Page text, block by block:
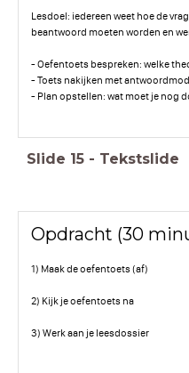
Lesdoel: iedereen weet hoe de
beantwoord moeten worden en
- Oefentoets bespreken: welke
- Toets nakijken met
- Plan opstellen: wat moet je nog
Slide 15 - Tekstslide
Opdracht (30
1) Maak de oefentoets (af)
2) Kijk je oefentoets na
3) Werk aan je leesdossier